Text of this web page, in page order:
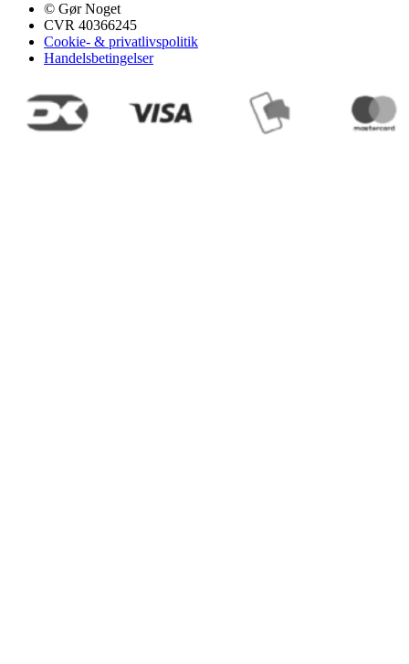
© Gør Noget
CVR 40366245
Cookie- & privatlivspolitik
Handelsbetingelser